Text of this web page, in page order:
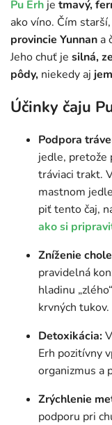
Pu Erh je tmavý,
ako víno. Čím
provincie Yunnan a
Jeho chuť je silná,
pôdy, niekedy aj
Účinky čaju
Podpora
jedle, pretože
tráviaci trakt.
mastnom
piť tento čaj,
ako si
Zníženie
pravidelná
hladinu
krvných tukov.
Detoxikácia:
Erh pozitívny
organizmus a
Zrýchlenie
podporu pri